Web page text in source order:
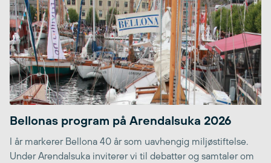
Bellonas program på Arendalsuka 2026
I år markerer Bellona 40 år som uavhengig miljøstiftelse.
Under Arendalsuka inviterer vi til debatter og samtaler om